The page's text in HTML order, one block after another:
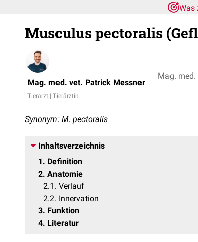
Was
Musculus pectoralis
Mag. med. vet. Patrick Messner
Tierarzt | Tierärztin
Mag.
Synonym: M. pectoralis
Inhaltsverzeichnis
1
Definition
2 Anatomie
2.1 Verlauf
2.2 Innervation
3 Funktion
4 Literatur